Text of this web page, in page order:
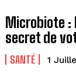
Microbiote :
secret de
SANTÉ 1